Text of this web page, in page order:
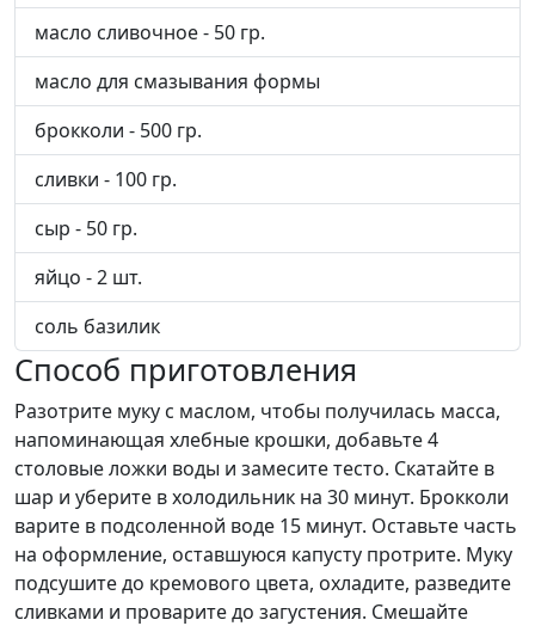
масло сливочное - 50 гр.
масло для смазывания формы
брокколи - 500 гр.
сливки - 100 гр.
сыр - 50 гр.
яйцо - 2 шт.
соль базилик
Способ приготовления
Разотрите муку с маслом, чтобы получилась масса,
напоминающая хлебные крошки, добавьте 4
столовые ложки воды и замесите тесто. Скатайте в
шар и уберите в холодильник на 30 минут. Брокколи
варите в подсоленной воде 15 минут. Оставьте часть
на оформление, оставшуюся капусту протрите. Муку
подсушите до кремового цвета, охладите, разведите
сливками и проварите до загустения. Смешайте